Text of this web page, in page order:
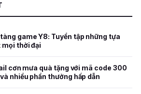
game Y8: Tuyển tập những tựa
mọi thời đại
cơn mưa quà tặng với mã code 300
nhiều phần thưởng hấp dẫn